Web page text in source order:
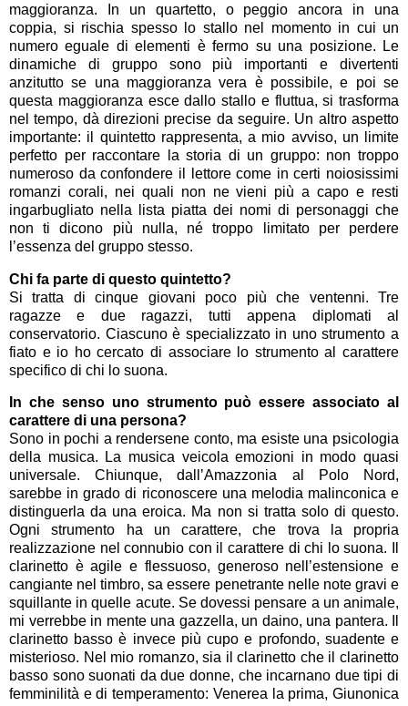
maggioranza. In un quartetto, o peggio ancora in una
coppia, si rischia spesso lo stallo nel momento in cui un
numero eguale di elementi è fermo su una posizione. Le
dinamiche di gruppo sono più importanti e divertenti
anzitutto se una maggioranza vera è possibile, e poi se
questa maggioranza esce dallo stallo e fluttua, si trasforma
nel tempo, dà direzioni precise da seguire. Un altro aspetto
importante: il quintetto rappresenta, a mio avviso, un limite
perfetto per raccontare la storia di un gruppo: non troppo
numeroso da confondere il lettore come in certi noiosissimi
romanzi corali, nei quali non ne vieni più a capo e resti
ingarbugliato nella lista piatta dei nomi di personaggi che
non ti dicono più nulla, né troppo limitato per perdere
l’essenza del gruppo stesso.
Chi fa parte di questo quintetto?
Si tratta di cinque giovani poco più che ventenni. Tre
ragazze e due ragazzi, tutti appena diplomati al
conservatorio. Ciascuno è specializzato in uno strumento a
fiato e io ho cercato di associare lo strumento al carattere
specifico di chi lo suona.
In che senso uno strumento può essere associato al
carattere di una persona?
Sono in pochi a rendersene conto, ma esiste una psicologia
della musica. La musica veicola emozioni in modo quasi
universale. Chiunque, dall’Amazzonia al Polo Nord,
sarebbe in grado di riconoscere una melodia malinconica e
distinguerla da una eroica. Ma non si tratta solo di questo.
Ogni strumento ha un carattere, che trova la propria
realizzazione nel connubio con il carattere di chi lo suona. Il
clarinetto è agile e flessuoso, generoso nell’estensione e
cangiante nel timbro, sa essere penetrante nelle note gravi e
squillante in quelle acute. Se dovessi pensare a un animale,
mi verrebbe in mente una gazzella, un daino, una pantera. Il
clarinetto basso è invece più cupo e profondo, suadente e
misterioso. Nel mio romanzo, sia il clarinetto che il clarinetto
basso sono suonati da due donne, che incarnano due tipi di
femminilità e di temperamento: Venerea la prima, Giunonica